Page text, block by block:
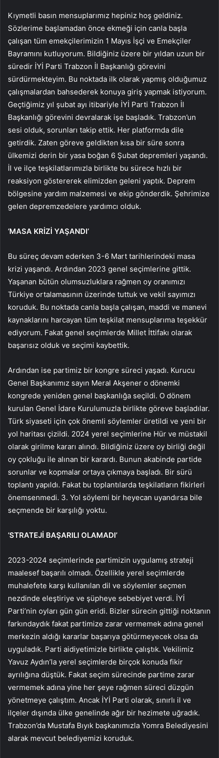
Kıymetli basın mensuplarımız hepiniz hoş geldiniz.
Sözlerime başlamadan önce ekmeği için canla başla
çalışan tüm emekçilerimizin 1 Mayıs İşçi ve Emekçiler
Bayramını kutluyorum. Bildiğiniz üzere bir yıldan uzun bir
süredir İYİ Parti Trabzon İl Başkanlığı görevini
sürdürmekteyim. Bu noktada ilk olarak yapmış olduğumuz
çalışmalardan bahsederek konuya giriş yapmak istiyorum.
Geçtiğimiz yıl şubat ayı itibariyle İYİ Parti Trabzon İl
Başkanlığı görevini devralarak işe başladık. Trabzon’un
sesi olduk, sorunları takip ettik. Her platformda dile
getirdik. Zaten göreve geldikten kısa bir süre sonra
ülkemizi derin bir yasa boğan 6 Şubat depremleri yaşandı.
İl ve ilçe teşkilatlarımızla birlikte bu sürece hızlı bir
reaksiyon göstererek elimizden geleni yaptık. Deprem
bölgesine yardım malzemesi ve ekip gönderdik. Şehrimize
gelen depremzedelere yardımcı olduk.
‘MASA KRİZİ YAŞANDI’
Bu süreç devam ederken 3-6 Mart tarihlerindeki masa
krizi yaşandı. Ardından 2023 genel seçimlerine gittik.
Yaşanan bütün olumsuzluklara rağmen oy oranımızı
Türkiye ortalamasının üzerinde tuttuk ve vekil sayımızı
koruduk. Bu noktada canla başla çalışan, maddi ve manevi
kaynaklarını harcayan tüm teşkilat mensuplarıma teşekkür
ediyorum. Fakat genel seçimlerde Millet İttifakı olarak
başarısız olduk ve seçimi kaybettik.
Ardından ise partimiz bir kongre süreci yaşadı. Kurucu
Genel Başkanımız sayın Meral Akşener o dönemki
kongrede yeniden genel başkanlığa seçildi. O dönem
kurulan Genel İdare Kurulumuzla birlikte göreve başladılar.
Türk siyaseti için çok önemli söylemler üretildi ve yeni bir
yol haritası çizildi. 2024 yerel seçimlerine Hür ve müstakil
olarak girilme kararı alındı. Bildiğiniz üzere oy birliği değil
oy çokluğu ile alınan bir karardı. Bunun akabinde partide
sorunlar ve kopmalar ortaya çıkmaya başladı. Bir sürü
toplantı yapıldı. Fakat bu toplantılarda teşkilatların fikirleri
önemsenmedi. 3. Yol söylemi bir heyecan uyandırsa bile
seçmende bir karşılığı yoktu.
‘STRATEJİ BAŞARILI OLAMADI’
2023-2024 seçimlerinde partimizin uygulamış strateji
maalesef başarılı olmadı. Özellikle yerel seçimlerde
muhalefete karşı kullanılan dil ve söylemler seçmen
nezdinde eleştiriye ve şüpheye sebebiyet verdi. İYİ
Parti’nin oyları gün gün eridi. Bizler sürecin gittiği noktanın
farkındaydık fakat partimize zarar vermemek adına genel
merkezin aldığı kararlar başarıya götürmeyecek olsa da
uyguladık. Parti aidiyetimizle birlikte çalıştık. Vekilimiz
Yavuz Aydın’la yerel seçimlerde birçok konuda fikir
ayrılığına düştük. Fakat seçim sürecinde partime zarar
vermemek adına yine her şeye rağmen süreci düzgün
yönetmeye çalıştım. Ancak İYİ Parti olarak, sınırlı il ve
ilçeler dışında ülke genelinde ağır bir hezimete uğradık.
Trabzon’da Mustafa Bıyık başkanımızla Yomra Belediyesini
alarak mevcut belediyemizi koruduk.